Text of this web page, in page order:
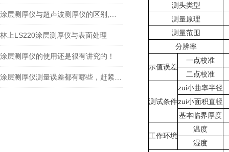
林上LS220涂层测厚仪与表面处理
涂层测厚仪的使用还是很有讲究的！
测头类型
测量原理
测量范围
分辨率
示值误差
一点校准
二点校准
测试条件
zui小曲率半径
zui小面积直径
基本临界厚度
工作环境
温度
湿度